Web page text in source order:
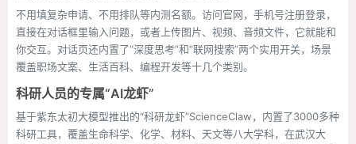
不用填复杂申请、不用排队等内测名额。访问官网，手机号注册登录，
直接在对话框里输入问题，或者上传图片、视频、音频文件，它就能和
你交互。对话页还内置了“深度思考”和“联网搜索”两个实用开关，场景
覆盖职场文案、生活百科、编程开发等十几个类别。
科研人员的专属“AI龙虾”
基于紫东太初大模型推出的“科研龙虾”ScienceClaw，内置了3000多种
科研工具，覆盖生命科学、化学、材料、天文等八大学科，在武汉大